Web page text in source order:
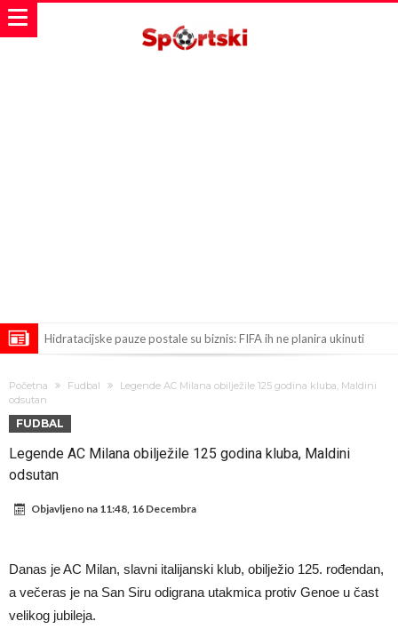
Hidratacijske pauze postale su biznis: FIFA ih ne planira ukinuti
Atletika?!
Ovo se Novaku nikad nije dešavalo: Sinner i Alcaraz odustaju, a
Zverev se odmah “raspao”
Infantino imao ljubavnicu: Isplivale skandalozne informacije, dobila je
novac od UEFA
Mourinho uvodi strogu disciplinu u Real Madrid. Ovo su tri nova
Mudrik se vratio na teren nakon više od 600 dana. Odmah ide na
posudbu?
Real Madrid odlučio: Endrick ide u Premier ligu!
Početna Fudbal
Legende AC Milana obilježile 125 godina kluba, Maldini
odsutan
FUDBAL
Legende AC Milana obilježile 125 godina kluba, Maldini
odsutan
Objavljeno na 11:48, 16 Decembra
Danas je AC Milan, slavni italijanski klub, obilježio 125. rođendan,
a večeras je na San Siru odigrana utakmica protiv Genoe u čast
velikog jubileja.